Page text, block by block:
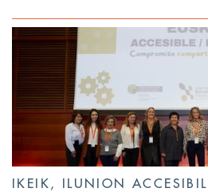
IKEIK, ILUNION